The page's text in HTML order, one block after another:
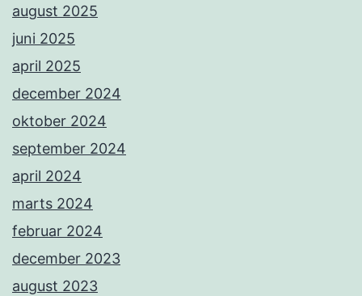
august 2025
juni 2025
april 2025
december 2024
oktober 2024
september 2024
april 2024
marts 2024
februar 2024
december 2023
august 2023